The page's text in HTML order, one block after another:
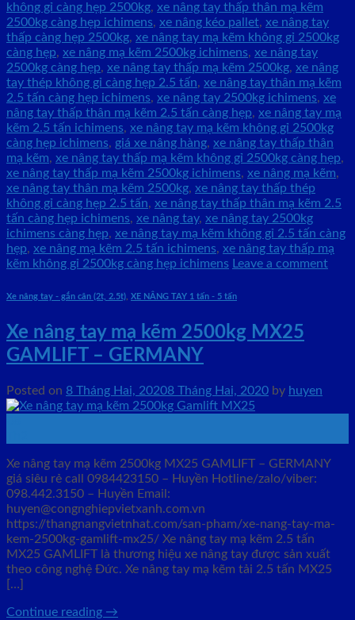
không gỉ càng hẹp 2500kg, xe nâng tay thấp thân mạ kẽm
2500kg càng hẹp ichimens, xe nâng kéo pallet, xe nâng tay
thấp càng hẹp 2500kg, xe nâng tay mạ kẽm không gỉ 2500kg
càng hẹp, xe nâng mạ kẽm 2500kg ichimens, xe nâng tay
2500kg càng hẹp, xe nâng tay thấp mạ kẽm 2500kg, xe nâng
tay thép không gỉ càng hẹp 2.5 tấn, xe nâng tay thân mạ kẽm
2.5 tấn càng hẹp ichimens, xe nâng tay 2500kg ichimens, xe
nâng tay thấp thân mạ kẽm 2.5 tấn càng hẹp, xe nâng tay mạ
kẽm 2.5 tấn ichimens, xe nâng tay mạ kẽm không gỉ 2500kg
càng hẹp ichimens, giá xe nâng hàng, xe nâng tay thấp thân
mạ kẽm, xe nâng tay thấp mạ kẽm không gỉ 2500kg càng hẹp,
xe nâng tay thấp mạ kẽm 2500kg ichimens, xe nâng mạ kẽm,
xe nâng tay thân mạ kẽm 2500kg, xe nâng tay thấp thép
không gỉ càng hẹp 2.5 tấn, xe nâng tay thấp thân mạ kẽm 2.5
tấn càng hẹp ichimens, xe nâng tay, xe nâng tay 2500kg
ichimens càng hẹp, xe nâng tay mạ kẽm không gỉ 2.5 tấn càng
hẹp, xe nâng mạ kẽm 2.5 tấn ichimens, xe nâng tay thấp mạ
kẽm không gỉ 2500kg càng hẹp ichimens Leave a comment
Xe nâng tay - gắn cân (2t, 2.5t), XE NÂNG TAY 1 tấn - 5 tấn
Xe nâng tay mạ kẽm 2500kg MX25
GAMLIFT – GERMANY
Posted on 8 Tháng Hai, 20208 Tháng Hai, 2020 by huyen
Xe nâng tay mạ kẽm 2500kg MX25 GAMLIFT – GERMANY
giá siêu rẻ call 0984423150 – Huyền Hotline/zalo/viber:
098.442.3150 – Huyền Email:
huyen@congnghiepvietxanh.com.vn
https://thangnangvietnhat.com/san-pham/xe-nang-tay-ma-
kem-2500kg-gamlift-mx25/ Xe nâng tay mạ kẽm 2.5 tấn
MX25 GAMLIFT là thương hiệu xe nâng tay được sản xuất
theo công nghệ Đức. Xe nâng tay mạ kẽm tải 2.5 tấn MX25
[…]
Continue reading →